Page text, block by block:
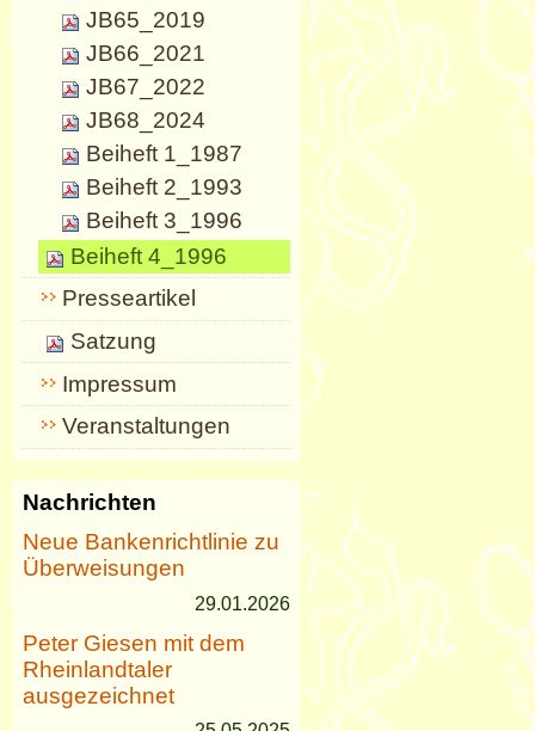
JB65_2019
JB66_2021
JB67_2022
JB68_2024
Beiheft 1_1987
Beiheft 2_1993
Beiheft 3_1996
Beiheft 4_1996
Presseartikel
Satzung
Impressum
Veranstaltungen
Nachrichten
Neue Bankenrichtlinie zu
Überweisungen
29.01.2026
Peter Giesen mit dem
Rheinlandtaler
ausgezeichnet